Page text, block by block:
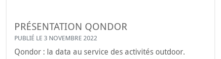
PRÉSENTATION QONDOR
PUBLIÉ LE 3 NOVEMBRE 2022
Qondor : la data au service des activités outdoor.